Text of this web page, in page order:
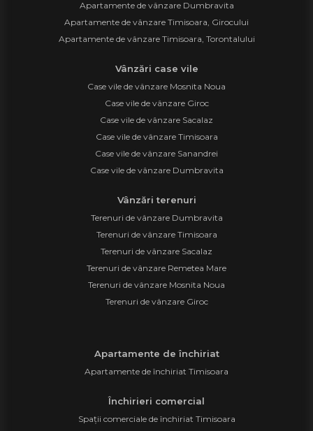
Apartamente de vânzare Dumbravita
Apartamente de vânzare Timisoara, Girocului
Apartamente de vânzare Timisoara, Torontalului
Vânzări case vile
Case vile de vânzare Mosnita Noua
Case vile de vânzare Giroc
Case vile de vânzare Sacalaz
Case vile de vânzare Timisoara
Case vile de vânzare Sanandrei
Case vile de vânzare Dumbravita
Vânzări terenuri
Terenuri de vânzare Dumbravita
Terenuri de vânzare Timisoara
Terenuri de vânzare Sacalaz
Terenuri de vânzare Remetea Mare
Terenuri de vânzare Mosnita Noua
Terenuri de vânzare Giroc
Apartamente de închiriat
Apartamente de închiriat Timisoara
Închirieri comercial
Spații comerciale de închiriat Timisoara